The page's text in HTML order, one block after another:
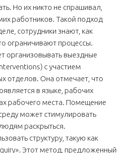
Но их никто не спрашивал,
работников. Такой подход
сотрудники знают, как
ограничивают процессы.
организовывать выездные
с участием
отделов. Она отмечает, что
в языке, рабочих
рабочего места. Помещение
может стимулировать
раскрыться.
структуру, такую как
Этот метод, предложенный